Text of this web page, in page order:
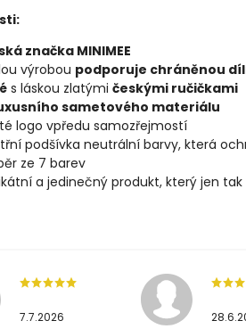
značka MINIMEE
výrobou podporuje chráněnou
s láskou zlatými českými ručičkami
sametového materiálu
logo vpředu samozřejmostí
podšívka neutrální barvy, která
ze 7 barev
a jedinečný produkt, který jen
7.7.2026